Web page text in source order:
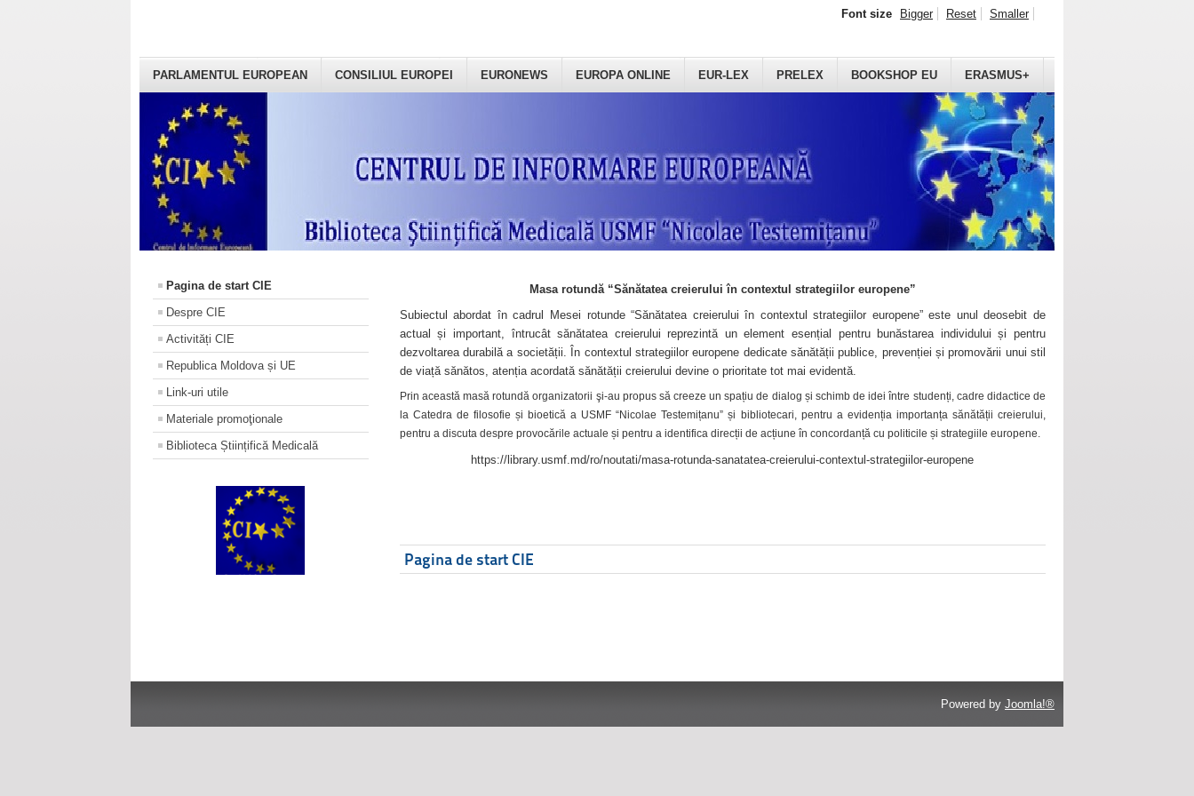
PARLAMENTUL EUROPEAN CONSILIUL EUROPEI EURONEWS EUROPA ONLINE EUR-LEX PRELEX BOOKSHOP EU ERASMUS+
Font size Bigger Reset Smaller
Pagina de start CIE
Despre CIE
Activități CIE
Republica Moldova și UE
Link-uri utile
Materiale promoţionale
Biblioteca Științifică Medicală
Masa rotundă “Sănătatea creierului în contextul strategiilor europene”
Subiectul abordat în cadrul Mesei rotunde “Sănătatea creierului în contextul strategiilor europene” este unul deosebit de
actual și important, întrucât sănătatea creierului reprezintă un element esențial pentru bunăstarea individului și pentru
dezvoltarea durabilă a societății. În contextul strategiilor europene dedicate sănătății publice, prevenției și promovării unui stil
de viață sănătos, atenția acordată sănătății creierului devine o prioritate tot mai evidentă.
Prin această masă rotundă organizatorii şi-au propus să creeze un spațiu de dialog și schimb de idei între studenți, cadre didactice de
la Catedra de filosofie și bioetică a USMF “Nicolae Testemițanu” și bibliotecari, pentru a evidenția importanța sănătății creierului,
pentru a discuta despre provocările actuale și pentru a identifica direcții de acțiune în concordanță cu politicile și strategiile europene.
https://library.usmf.md/ro/noutati/masa-rotunda-sanatatea-creierului-contextul-strategiilor-europene
Pagina de start CIE
Powered by Joomla!®